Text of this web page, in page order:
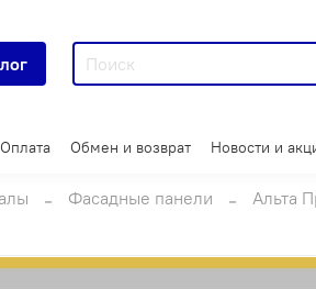
Оплата Обмен и возврат Новости и
Фасадные панели Альта